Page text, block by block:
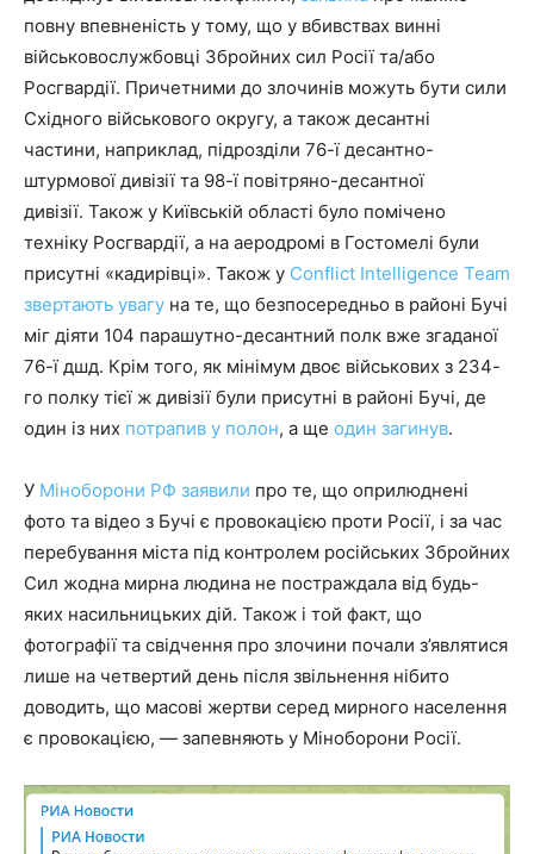
повну впевненість у тому, що у вбивствах винні
військовослужбовці Збройних сил Росії та/або
Росгвардії. Причетними до злочинів можуть бути сили
Східного військового округу, а також десантні
частини, наприклад, підрозділи 76-ї десантно-
штурмової дивізії та 98-ї повітряно-десантної
дивізії. Також у Київській області було помічено
техніку Росгвардії, а на аеродромі в Гостомелі були
присутні «кадирівці». Також у Conflict Intelligence Team
звертають увагу на те, що безпосередньо в районі Бучі
міг діяти 104 парашутно-десантний полк вже згаданої
76-ї дшд. Крім того, як мінімум двоє військових з 234-
го полку тієї ж дивізії були присутні в районі Бучі, де
один із них потрапив у полон, а ще один загинув.
У Міноборони РФ заявили про те, що оприлюднені
фото та відео з Бучі є провокацією проти Росії, і за час
перебування міста під контролем російських Збройних
Сил жодна мирна людина не постраждала від будь-
яких насильницьких дій. Також і той факт, що
фотографії та свідчення про злочини почали з’являтися
лише на четвертий день після звільнення нібито
доводить, що масові жертви серед мирного населення
є провокацією, — запевняють у Міноборони Росії.